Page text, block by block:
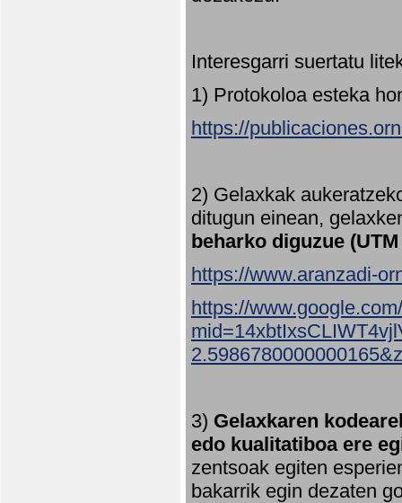
Interesgarri suertatu
1) Protokoloa esteka
https://
2) Gelaxkak
ditugun einean,
beharko diguzue
https://www.aranzadi-
https://
3) Gelaxkaren
edo kualitatiboa ere
zentsoak egiten
bakarrik egin dezaten